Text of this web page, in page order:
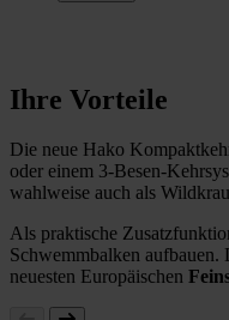
Ihre Vorteile
Die neue Hako
oder einem 3-Besen-
wahlweise auch als
Als praktische
Schwemmbalken
neuesten Europäischen